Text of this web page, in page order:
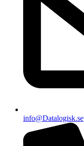
info@Datalogisk.se